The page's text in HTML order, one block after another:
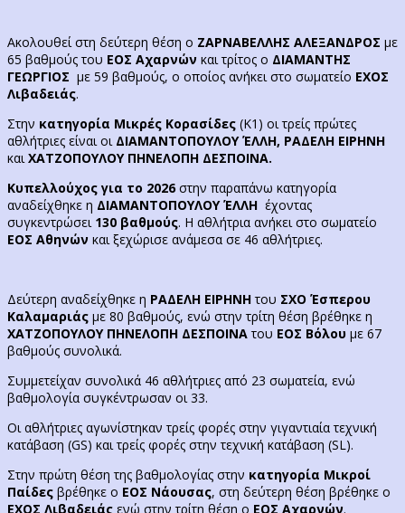
Ακολουθεί στη δεύτερη θέση ο ΖΑΡΝΑΒΕΛΛΗΣ ΑΛΕΞΑΝΔΡΟΣ με
65 βαθμούς του ΕΟΣ Αχαρνών και τρίτος ο ΔΙΑΜΑΝΤΗΣ
ΓΕΩΡΓΙΟΣ με 59 βαθμούς, ο οποίος ανήκει στο σωματείο ΕΧΟΣ
Λιβαδειάς.
Στην κατηγορία Μικρές Κορασίδες (Κ1) οι τρείς πρώτες
αθλήτριες είναι οι ΔΙΑΜΑΝΤΟΠΟΥΛΟΥ ΈΛΛΗ, ΡΑΔΕΛΗ ΕΙΡΗΝΗ
καιΧΑΤΖΟΠΟΥΛΟΥ ΠΗΝΕΛΟΠΗ ΔΕΣΠΟΙΝΑ.
Κυπελλούχος για το 2026στην παραπάνω κατηγορία
αναδείχθηκε η ΔΙΑΜΑΝΤΟΠΟΥΛΟΥ ΈΛΛΗ έχοντας
συγκεντρώσει 130 βαθμούς. Η αθλήτρια ανήκει στο σωματείο
ΕΟΣ Αθηνών και ξεχώρισε ανάμεσα σε 46 αθλήτριες.
Δεύτερη αναδείχθηκε η ΡΑΔΕΛΗ ΕΙΡΗΝΗτου ΣΧΟ Έσπερου
Καλαμαριάς με 80 βαθμούς, ενώ στην τρίτη θέση βρέθηκε η
ΧΑΤΖΟΠΟΥΛΟΥ ΠΗΝΕΛΟΠΗ ΔΕΣΠΟΙΝΑτου ΕΟΣ Βόλου με 67
βαθμούς συνολικά.
Συμμετείχαν συνολικά 46 αθλήτριες από 23 σωματεία, ενώ
βαθμολογία συγκέντρωσαν οι 33.
Οι αθλήτριες αγωνίστηκαν τρείς φορές στην γιγαντιαία τεχνική
κατάβαση (GS) και τρείς φορές στην τεχνική κατάβαση (SL).
Στην πρώτη θέση της βαθμολογίας στην κατηγορία Μικροί
Παίδες βρέθηκε ο ΕΟΣ Νάουσας, στη δεύτερη θέση βρέθηκε ο
ΕΧΟΣ Λιβαδειάς ενώ στην τρίτη θέση ο ΕΟΣ Αχαρνών.